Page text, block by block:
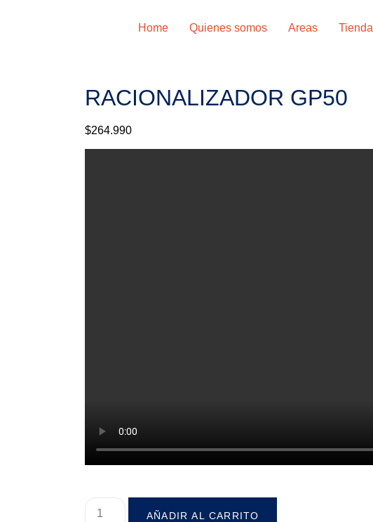
Home Quienes somos Areas Tienda
RACIONALIZADOR GP50
$264.990
AÑADIR AL CARRITO